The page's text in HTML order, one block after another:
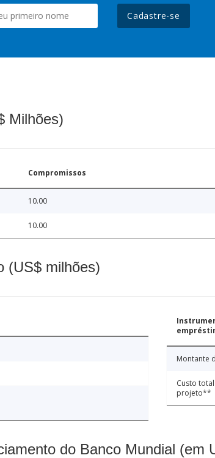
Cadastre-se
Milhões)
Compromissos
10.00
10.00
(US$ milhões)
Montante
Custo
projeto**
do Banco Mundial (em